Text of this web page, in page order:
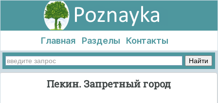
Главная Разделы Контакты
Пекин. Запретный город